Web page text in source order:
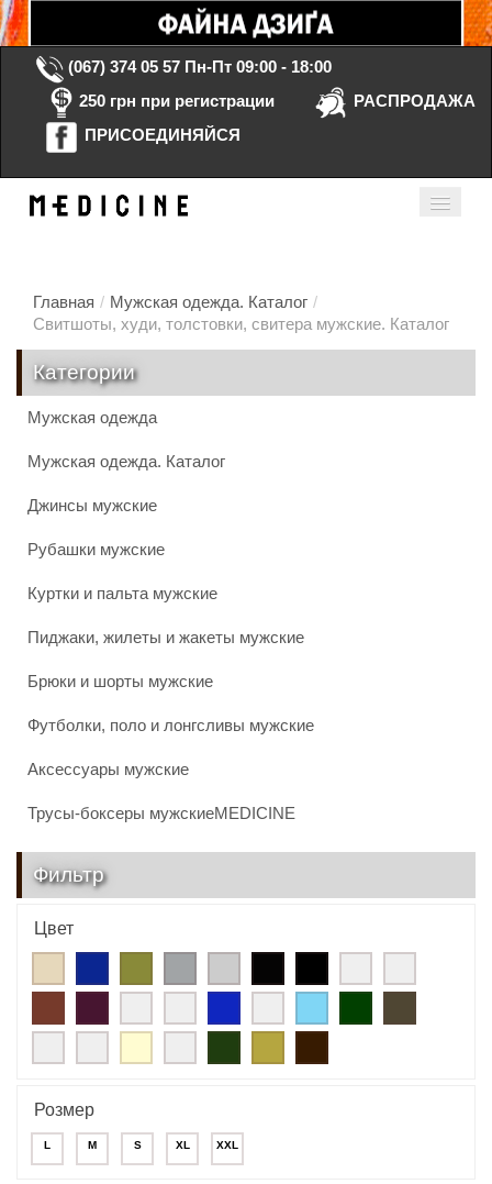
(067) 374 05 57 Пн-Пт 09:00 - 18:00
250 грн при регистрации
РАСПРОДАЖА
ПРИСОЕДИНЯЙСЯ
Главная
Каталог
Контакты
Главная / Мужская одежда. Каталог /
Свитшоты, худи, толстовки, свитера мужские. Каталог
Категории
Мужская одежда
Мужская одежда. Каталог
Джинсы мужские
Рубашки мужские
Куртки и пальта мужские
Пиджаки, жилеты и жакеты мужские
Брюки и шорты мужские
Футболки, поло и лонгсливы мужские
Аксессуары мужские
Трусы-боксеры мужскиеMEDICINE
Фильтр
Цвет
Розмер
L M S XL XXL